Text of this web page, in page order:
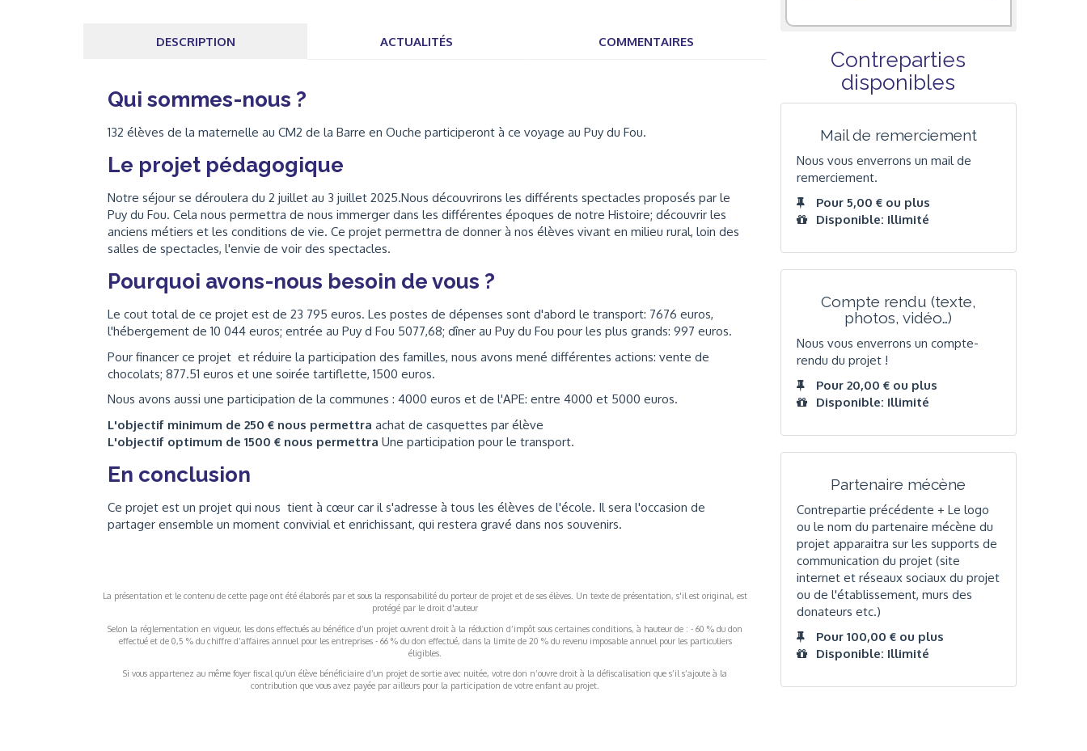
DESCRIPTION ACTUALITÉS COMMENTAIRES
Qui sommes-nous ?
132 élèves de la maternelle au CM2 de la Barre en Ouche participeront à ce voyage au Puy du Fou.
Le projet pédagogique
Notre séjour se déroulera du 2 juillet au 3 juillet 2025.Nous découvrirons les différents spectacles proposés par le
Puy du Fou. Cela nous permettra de nous immerger dans les différentes époques de notre Histoire; découvrir les
anciens métiers et les conditions de vie. Ce projet permettra de donner à nos élèves vivant en milieu rural, loin des
salles de spectacles, l'envie de voir des spectacles.
Pourquoi avons-nous besoin de vous ?
Le cout total de ce projet est de 23 795 euros. Les postes de dépenses sont d'abord le transport: 7676 euros,
l'hébergement de 10 044 euros; entrée au Puy d Fou 5077,68; dîner au Puy du Fou pour les plus grands: 997 euros.
Pour financer ce projet et réduire la participation des familles, nous avons mené différentes actions: vente de
chocolats; 877.51 euros et une soirée tartiflette, 1500 euros.
Nous avons aussi une participation de la communes : 4000 euros et de l'APE: entre 4000 et 5000 euros.
L'objectif minimum de 250 € nous permettra achat de casquettes par élève
L'objectif optimum de 1500 € nous permettra Une participation pour le transport.
En conclusion
Ce projet est un projet qui nous tient à cœur car il s'adresse à tous les élèves de l'école. Il sera l'occasion de
partager ensemble un moment convivial et enrichissant, qui restera gravé dans nos souvenirs.
La présentation et le contenu de cette page ont été élaborés par et sous la responsabilité du porteur de projet et de ses élèves. Un texte de présentation, s'il est original, est
protégé par le droit d'auteur
Selon la réglementation en vigueur, les dons effectués au bénéfice d’un projet ouvrent droit à la réduction d’impôt sous certaines conditions, à hauteur de : - 60 % du don
effectué et de 0,5 % du chiffre d’affaires annuel pour les entreprises - 66 % du don effectué, dans la limite de 20 % du revenu imposable annuel pour les particuliers
éligibles.
Si vous appartenez au même foyer fiscal qu’un élève bénéficiaire d’un projet de sortie avec nuitée, votre don n’ouvre droit à la défiscalisation que s’il s’ajoute à la
contribution que vous avez payée par ailleurs pour la participation de votre enfant au projet.
Contreparties
disponibles
Mail de remerciement
Nous vous enverrons un mail de
remerciement.
Pour 5,00 € ou plus
Disponible: Illimité
Compte rendu (texte,
photos, vidéo…)
Nous vous enverrons un compte-
rendu du projet !
Pour 20,00 € ou plus
Disponible: Illimité
Partenaire mécène
Contrepartie précédente + Le logo
ou le nom du partenaire mécène du
projet apparaitra sur les supports de
communication du projet (site
internet et réseaux sociaux du projet
ou de l'établissement, murs des
donateurs etc.)
Pour 100,00 € ou plus
Disponible: Illimité